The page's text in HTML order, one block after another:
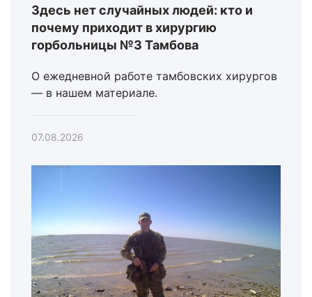
Здесь нет случайных людей: кто и
почему приходит в хирургию
горбольницы №3 Тамбова
О ежедневной работе тамбовских хирургов
— в нашем материале.
07.08.2026